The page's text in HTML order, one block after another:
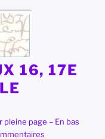
16, 17E
page – En bas